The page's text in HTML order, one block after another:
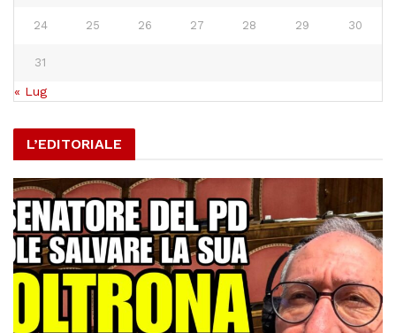
24 25 26 27 28 29 30
31
« Lug
L’EDITORIALE